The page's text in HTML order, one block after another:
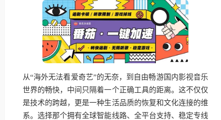
从“海外无法看爱奇艺”的无奈，到自由畅游国内影视音乐
世界的畅快，中间只隔着一个正确工具的距离。这不仅仅
是技术的跨越，更是一种生活品质的恢复和文化连接的维
系。选择那个拥有全球智能线路、全平台支持、稳定专线